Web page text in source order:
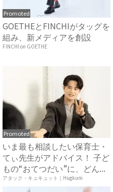
Promoted
GOETHEとFINCHIがタッグを
組み、新メディアを創設
FINCHI on GOETHE
Promoted
いま最も相談したい保育士・
てぃ先生がアドバイス！ 子ど
もの“おてつだい”に、どん...
アタック・キュキュット｜Hugkum